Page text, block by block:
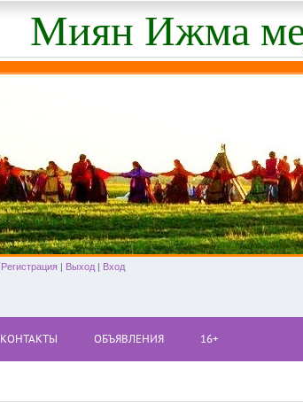
Миян Ижма
Регистрация | Выход | Вход
КОНТАКТЫ ОБЪЯВЛЕНИЯ 16+